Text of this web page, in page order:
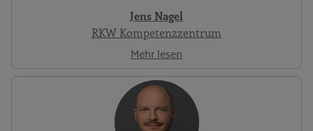
Jens Nagel
RKW Kompetenzzentrum
Mehr lesen